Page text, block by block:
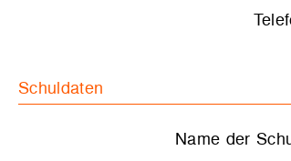
Schuldaten
Name der